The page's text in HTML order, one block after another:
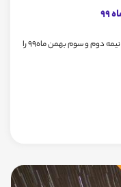
مرکز علوم و ستاره شناسی تهران ، رویدادهای نجومی نیمه دوم و سوم بهمن ماه99 را